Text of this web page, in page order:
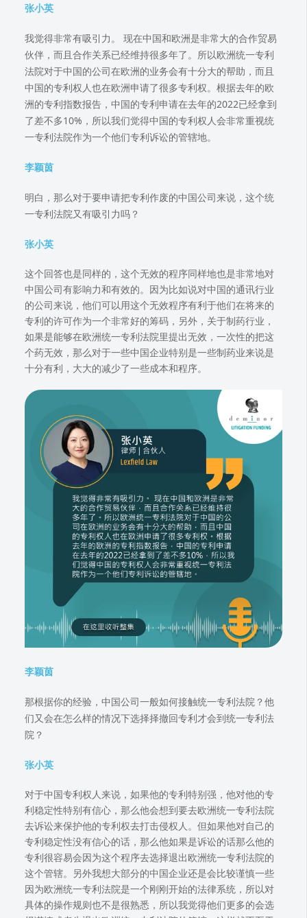
张小英
我觉得非常有吸引力。 现在中国和欧洲是非常大的合作贸易
伙伴，而且合作关系已经维持很多年了。所以欧洲统一专利
法院对于中国的公司在欧洲的业务会有十分大的帮助，而且
中国的专利权人也在欧洲申请了很多专利权。根据去年的欧
洲的专利指数报告，中国的专利申请在去年的2022已经拿到
了差不多10%，所以我们觉得中国的专利权人会非常重视统
一专利法院作为一个他们专利诉讼的管辖地。
李颖茵
明白，那么对于要申请把专利作废的中国公司来说，这个统
一专利法院又有吸引力吗？
张小英
这个回答也是同样的，这个无效的程序同样地也是非常地对
中国公司有影响力和有效的。因为比如说对中国的通讯行业
的公司来说，他们可以用这个无效程序有利于他们在将来的
专利的许可作为一个非常好的筹码，另外，关于制药行业，
如果是能够在欧洲统一专利法院里提出无效，一次性的把这
个药无效，那么对于一些中国企业特别是一些制药业来说是
十分有利，大大的减少了一些成本和程序。
李颖茵
那根据你的经验，中国公司一般如何接触统一专利法院？他
们又会在怎么样的情况下选择择撤回专利才会到统一专利法
院？
张小英
对于中国专利权人来说，如果他的专利特别强，他对他的专
利稳定性特别有信心，那么他会想到要去欧洲统一专利法院
去诉讼来保护他的专利权去打击侵权人。但如果他对自己的
专利稳定性没有信心的话，那么他如果是诉讼的话那么他的
专利很容易会因为这个程序去选择退出欧洲统一专利法院的
这个管辖。另外我想大部分的中国企业还是会比较谨慎一些
因为欧洲统一专利法院是一个刚刚开始的法律系统，所以对
具体的操作规则也不是很熟悉，所以我觉得他们更多的会选